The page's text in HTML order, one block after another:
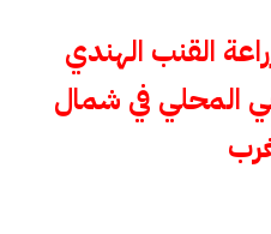
القنب الهندي
المحلي في شمال